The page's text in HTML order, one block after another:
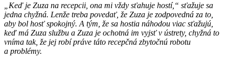
„Keď je Zuza na recepcii, ona mi vždy sťahuje hostí,“ sťažuje sa
jedna chyžná. Lenže treba povedať, že Zuza je zodpovedná za to,
aby bol hosť spokojný. A tým, že sa hostia náhodou viac sťažujú,
keď má Zuza službu a Zuza je ochotná im vyjsť v ústrety, chyžná to
vníma tak, že jej robí práve táto recepčná zbytočnú robotu
a problémy.